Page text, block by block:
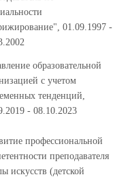
01.09.1997 -
образовательной
с учетом
тенденций,
- 08.10.2023
профессиональной
преподавателя
искусств (детской